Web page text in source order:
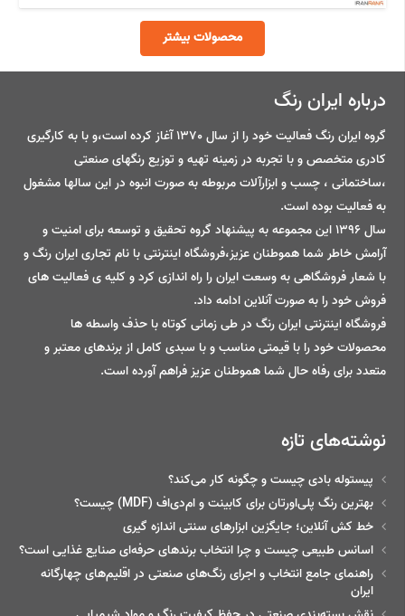
محصولات بیشتر
درباره ایران رنگ
گروه ایران رنگ فعالیت خود را از سال 1370 آغاز کرده است،و با به کارگیری
کادری متخصص و با تجربه در زمینه تهیه و توزیع رنگهای صنعتی
،ساختمانی ، چسب و ابزارآلات مربوطه به صورت انبوه در این سالها مشغول
به فعالیت بوده است.
سال 1396 این مجموعه به پیشنهاد گروه تحقیق و توسعه برای امنیت و
آرامش خاطر شما هموطنان عزیز،فروشگاه اینترنتی با نام تجاری ایران رنگ و
با شعار فروشگاهی به وسعت ایران را راه اندازی کرد و کلیه ی فعالیت های
فروش خود را به صورت آنلاین ادامه داد.
فروشگاه اینترنتی ایران رنگ در طی زمانی کوتاه با حذف واسطه ها
محصولات خود را با قیمتی مناسب و با سبدی کامل از برندهای معتبر و
متعدد برای رفاه حال شما هموطنان عزیز فراهم آورده است.
نوشته‌های تازه
پیستوله بادی چیست و چگونه کار می‌کند؟
بهترین رنگ پلی‌اورتان برای کابینت و ام‌دی‌اف (MDF) چیست؟
خط‌ کش آنلاین؛ جایگزین ابزارهای سنتی اندازه گیری
اسانس طبیعی چیست و چرا انتخاب برندهای حرفه‌ای صنایع غذایی است؟
راهنمای جامع انتخاب و اجرای رنگ‌های صنعتی در اقلیم‌های چهارگانه
ایران